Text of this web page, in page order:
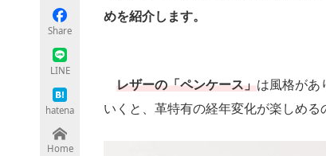
ちょっと気になるネットの話題
Share
LINE
hatena
Home
めを紹介します。
レザーの「ペンケース」は風格があ
いくと、革特有の経年変化が楽しめる